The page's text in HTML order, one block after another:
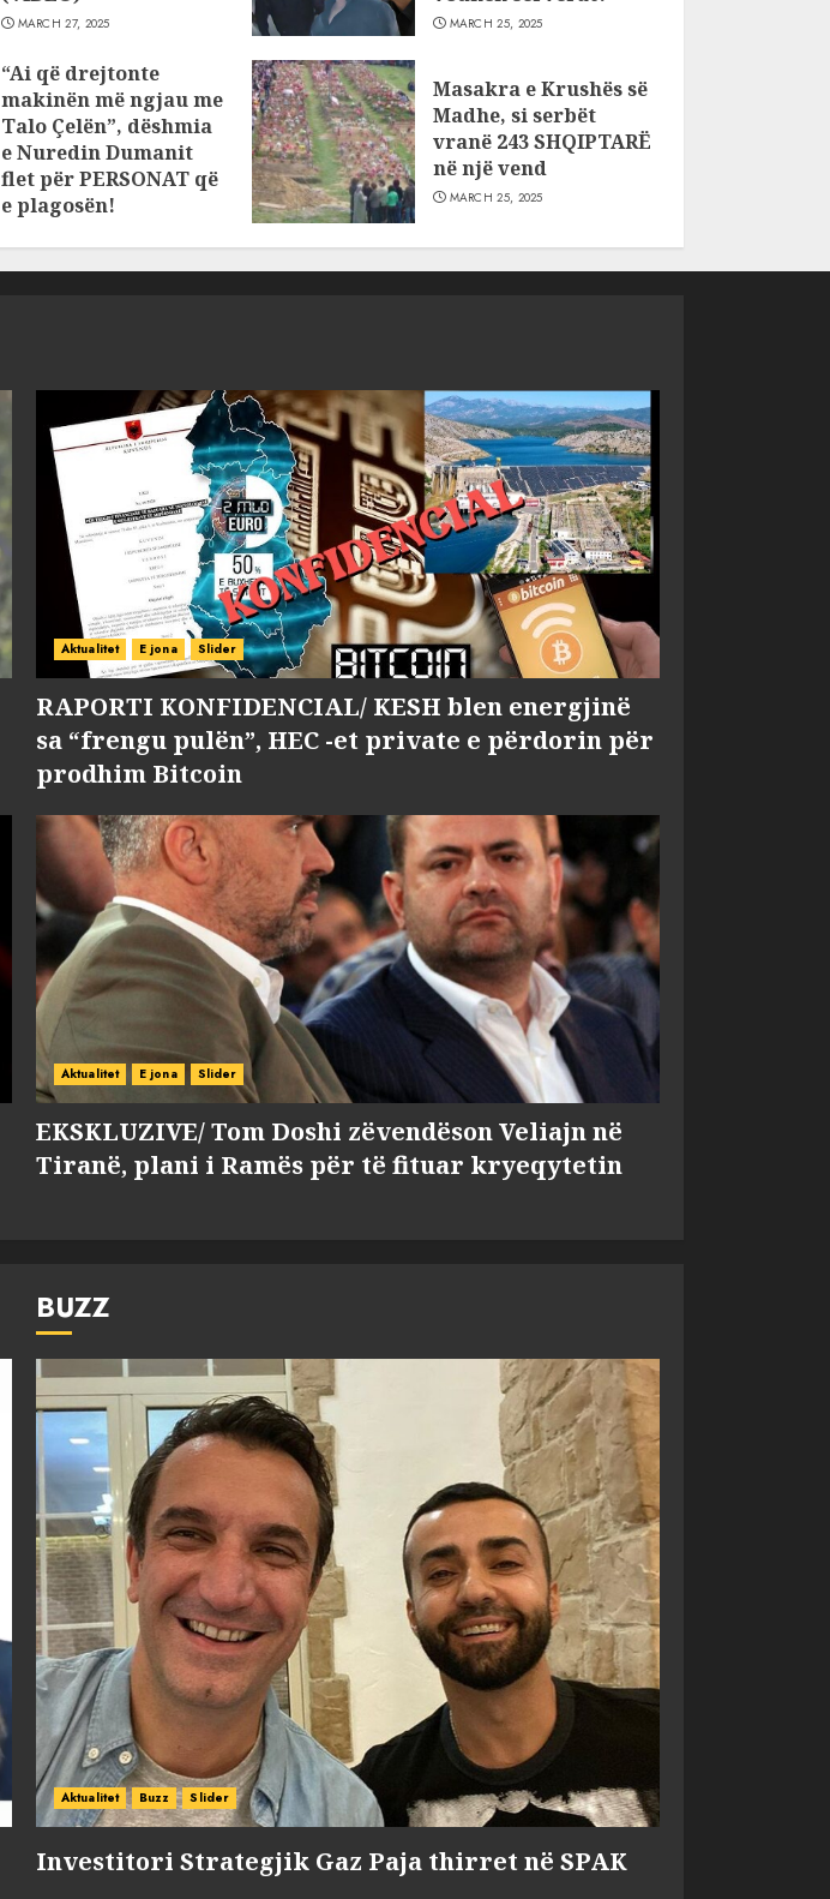
MARCH 27, 2025 MARCH 25, 2025
“Ai që drejtonte
makinën më ngjau me
Talo Çelën”, dëshmia
e Nuredin Dumanit
flet për PERSONAT që
e plagosën!
Masakra e Krushës së
Madhe, si serbët
vranë 243 SHQIPTARË
në një vend
MARCH 25, 2025
Aktualitet E jona Slider
RAPORTI KONFIDENCIAL/ KESH blen energjinë
sa “frengu pulën”, HEC -et private e përdorin për
prodhim Bitcoin
Aktualitet E jona Slider
EKSKLUZIVE/ Tom Doshi zëvendëson Veliajn në
Tiranë, plani i Ramës për të fituar kryeqytetin
BUZZ
Aktualitet Buzz Slider
Investitori Strategjik Gaz Paja thirret në SPAK